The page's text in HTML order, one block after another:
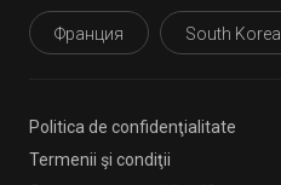
Франция South Korea
Politica de confidenţialitate
Termenii şi condiţii